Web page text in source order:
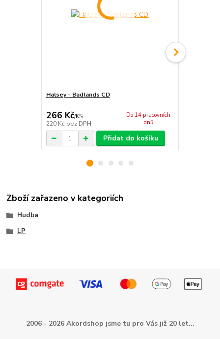
Halsey - Badlands CD
266 Kč/KS
220 Kč bez DPH
Do 14 pracovních
dnů
Přidat do košíku
Zboží zařazeno v kategoriích
Hudba
LP
2006 - 2026 Akordshop jsme tu pro Vás již 20 let...